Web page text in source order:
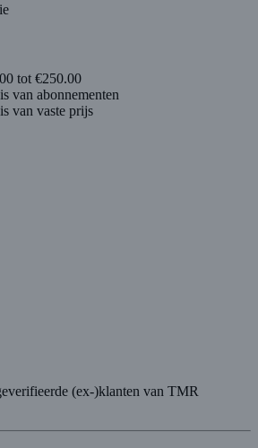
tot €250.00
van abonnementen
van vaste prijs
(ex-)klanten van TMR